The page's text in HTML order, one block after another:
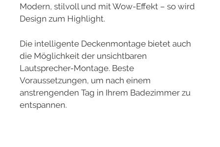
Modern, stilvoll und mit Wow-Effekt – so wird
Design zum Highlight.
Die intelligente Deckenmontage bietet auch
die Möglichkeit der unsichtbaren
Lautsprecher-Montage. Beste
Voraussetzungen, um nach einem
anstrengenden Tag in Ihrem Badezimmer zu
entspannen.